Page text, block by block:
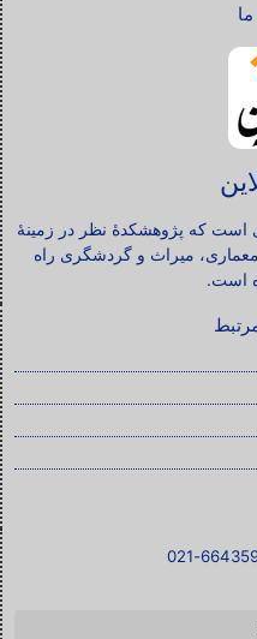
است که پژوهشکدۀ نظر در زمینۀ
میراث و گردشگری راه
است.